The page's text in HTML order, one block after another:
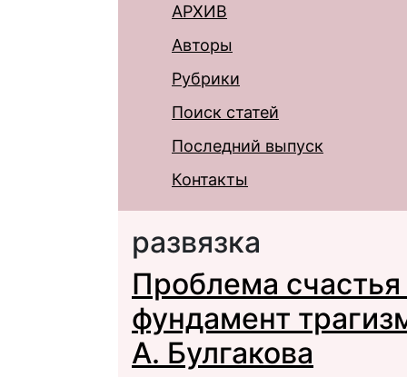
АРХИВ
Авторы
Рубрики
Поиск статей
Последний выпуск
Контакты
развязка
Проблема
фундамент
А. Булгакова